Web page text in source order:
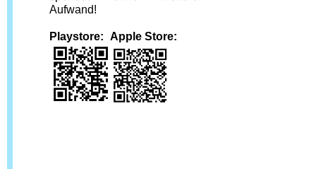
Aufwand!
Playstore: Apple Store: